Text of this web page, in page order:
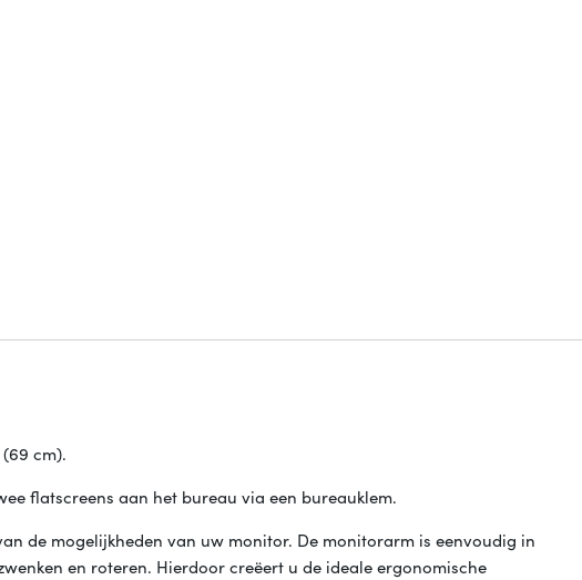
cm).
flatscreens aan het bureau via een bureauklem.
de mogelijkheden van uw monitor. De monitorarm is eenvoudig in
en roteren. Hierdoor creëert u de ideale ergonomische